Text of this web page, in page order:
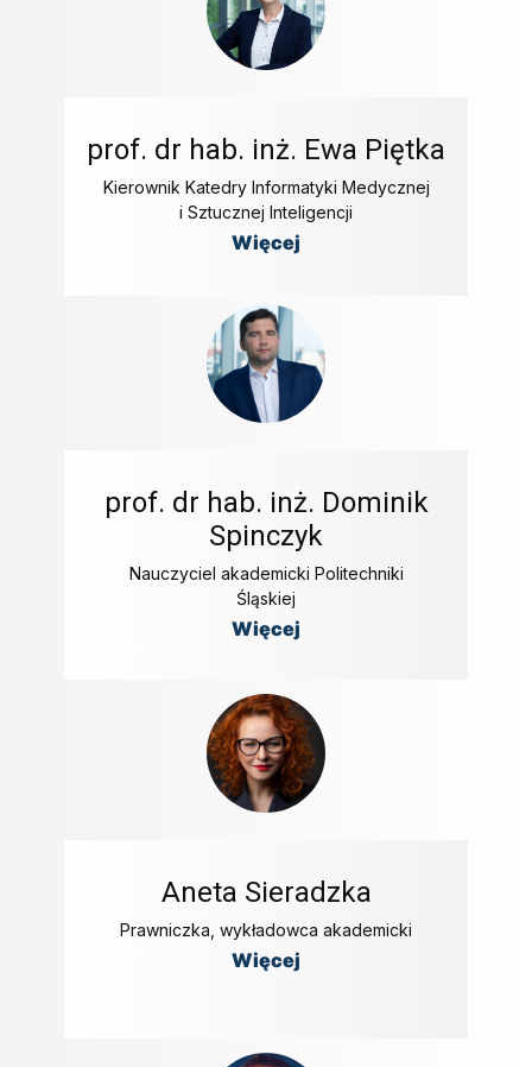
prof. dr hab. inż. Ewa Piętka
Kierownik Katedry Informatyki Medycznej
i Sztucznej Inteligencji
Więcej
prof. dr hab. inż. Dominik
Spinczyk
Nauczyciel akademicki Politechniki
Śląskiej
Więcej
Aneta Sieradzka
Prawniczka, wykładowca akademicki
Więcej